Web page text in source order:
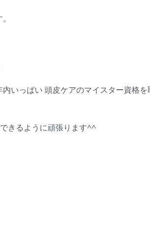
いっぱい 頭皮ケアのマイスター資格
きるように頑張ります^^